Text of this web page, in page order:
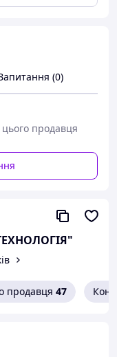
(0)
продавця
продавця 47